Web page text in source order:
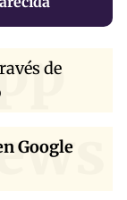
de
Google